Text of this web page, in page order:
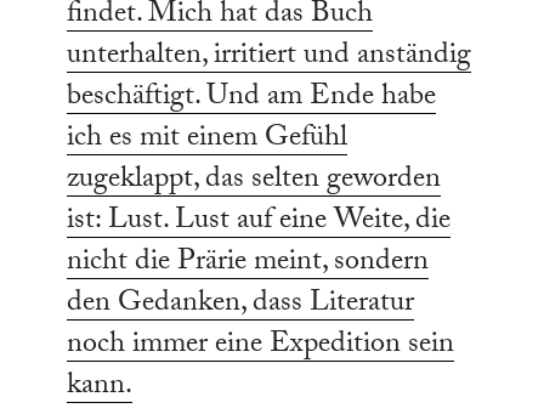
findet. Mich hat das Buch
unterhalten, irritiert und anständig
beschäftigt. Und am Ende habe
ich es mit einem Gefühl
zugeklappt, das selten geworden
ist: Lust. Lust auf eine Weite, die
nicht die Prärie meint, sondern
den Gedanken, dass Literatur
noch immer eine Expedition sein
kann.